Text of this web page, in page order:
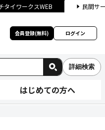
タイワークスWEB 民間サ
会員登録(無料) ログイン
詳細検索
はじめての方へ